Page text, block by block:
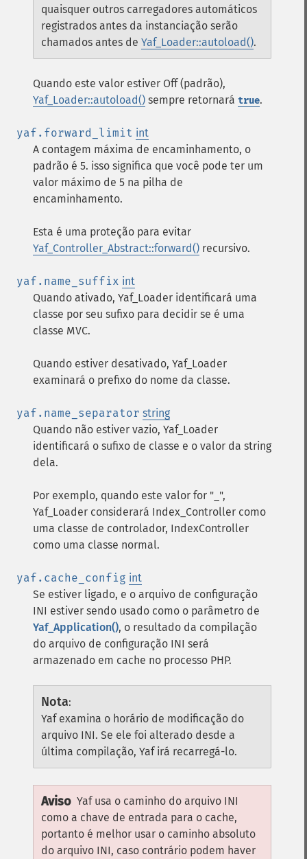
quaisquer outros carregadores automáticos
registrados antes da instanciação serão
chamados antes de Yaf_Loader::autoload().
Quando este valor estiver Off (padrão),
Yaf_Loader::autoload() sempre retornará true.
yaf.forward_limit int
A contagem máxima de encaminhamento, o
padrão é 5. isso significa que você pode ter um
valor máximo de 5 na pilha de
encaminhamento.
Esta é uma proteção para evitar
Yaf_Controller_Abstract::forward() recursivo.
yaf.name_suffix int
Quando ativado, Yaf_Loader identificará uma
classe por seu sufixo para decidir se é uma
classe MVC.
Quando estiver desativado, Yaf_Loader
examinará o prefixo do nome da classe.
yaf.name_separator string
Quando não estiver vazio, Yaf_Loader
identificará o sufixo de classe e o valor da string
dela.
Por exemplo, quando este valor for "_",
Yaf_Loader considerará Index_Controller como
uma classe de controlador, IndexController
como uma classe normal.
yaf.cache_config int
Se estiver ligado, e o arquivo de configuração
INI estiver sendo usado como o parâmetro de
Yaf_Application(), o resultado da compilação
do arquivo de configuração INI será
armazenado em cache no processo PHP.
Nota:
Yaf examina o horário de modificação do
arquivo INI. Se ele foi alterado desde a
última compilação, Yaf irá recarregá-lo.
Aviso Yaf usa o caminho do arquivo INI
como a chave de entrada para o cache,
portanto é melhor usar o caminho absoluto
do arquivo INI, caso contrário podem haver